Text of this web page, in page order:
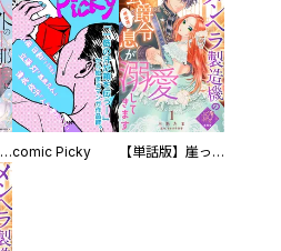
人外の旦那様に娶られ毎晩ナカまで愛される…。アンソロジーcomic Picky 【単話版】崖っぷち令嬢ですが、意地と策略で幸せになります！シリーズ